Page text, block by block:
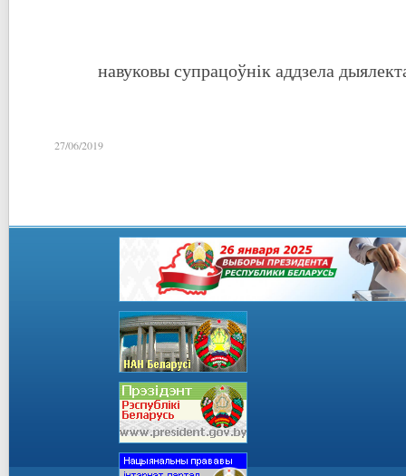
навуковы супрацоўнік аддзела
27/06/2019